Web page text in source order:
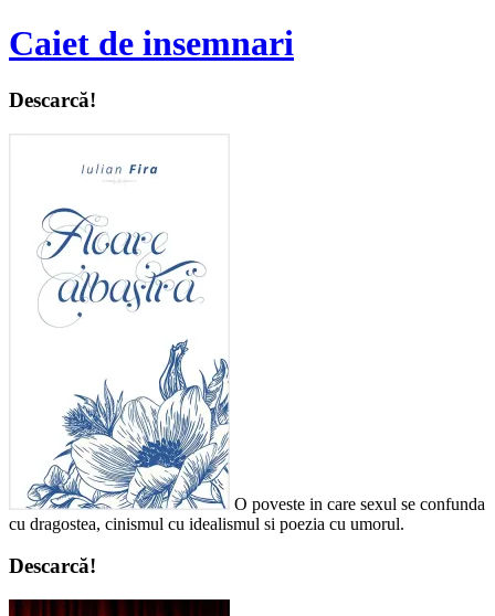
Caiet de insemnari
Descarcă!
O poveste in care sexul se confunda
cu dragostea, cinismul cu idealismul si poezia cu umorul.
Descarcă!